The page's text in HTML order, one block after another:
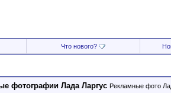
Что нового?
фотографии Лада Ларгус Рекламные фото